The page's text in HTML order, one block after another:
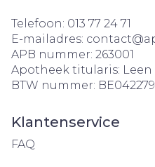
Telefoon: 013 77 24 71
E-mailadres: contact@
APB nummer: 263001
Apotheek titularis:
BTW nummer:
Klantenservice
FAQ